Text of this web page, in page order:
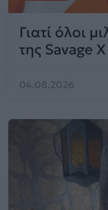
Γιατί όλοι
της Savage
04.08.2026